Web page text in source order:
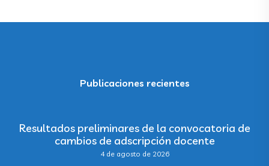
Publicaciones recientes
Resultados preliminares de la convocatoria de
cambios de adscripción docente
4 de agosto de 2026